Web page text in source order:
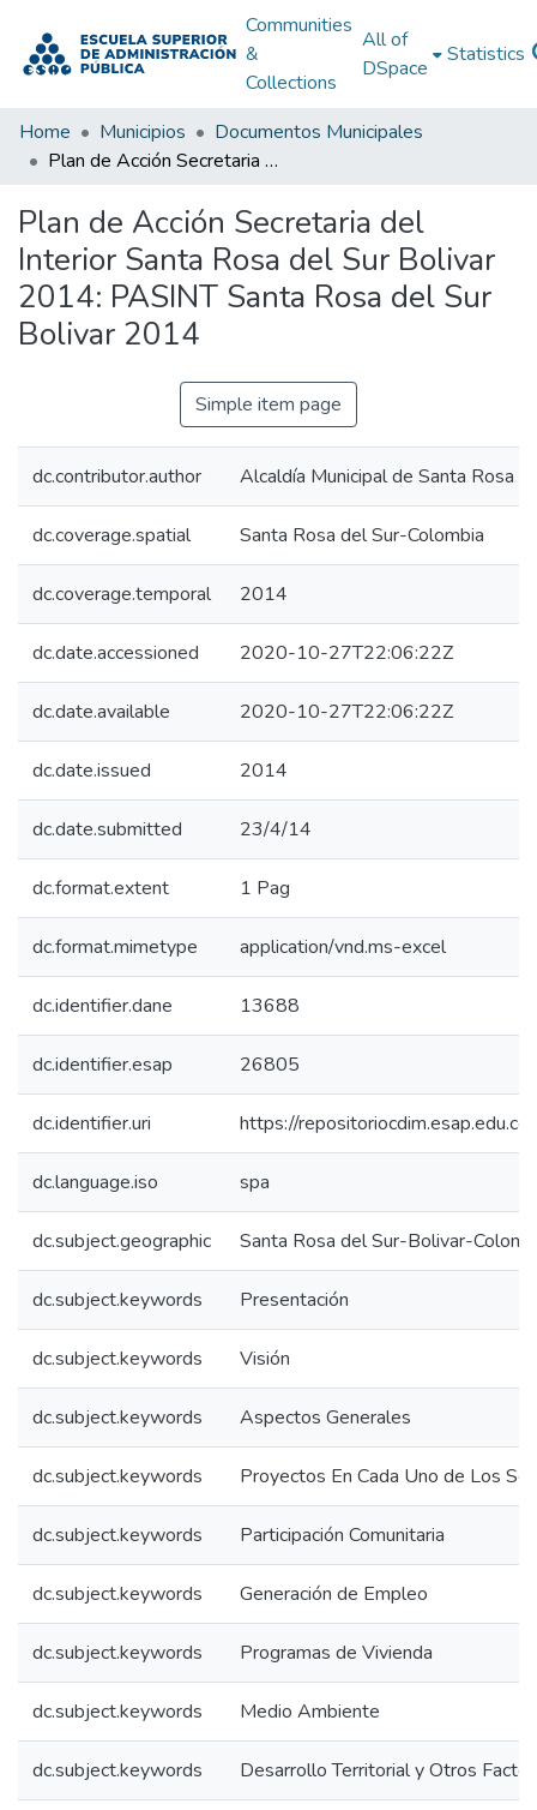
Communities
&
Collections
All of
DSpace
Statistics
Home Municipios
Documentos Municipales
Plan de Acción Secretaria del Interior Santa Rosa del Sur Bolivar 2014: PASINT Santa Rosa del Sur Bolivar 2014
Plan de Acción Secretaria del
Interior Santa Rosa del Sur Bolivar
2014: PASINT Santa Rosa del Sur
Bolivar 2014
Simple item page
dc.contributor.author Alcaldía Municipal de Santa Rosa
dc.coverage.spatial Santa Rosa del Sur-Colombia
dc.coverage.temporal 2014
dc.date.accessioned 2020-10-27T22:06:22Z
dc.date.available 2020-10-27T22:06:22Z
dc.date.issued 2014
dc.date.submitted 23/4/14
dc.format.extent 1 Pag
dc.format.mimetype application/vnd.ms-excel
dc.identifier.dane 13688
dc.identifier.esap 26805
dc.identifier.uri https://
dc.language.iso spa
dc.subject.geographic Santa Rosa del Sur-Bolivar-
dc.subject.keywords Presentación
dc.subject.keywords Visión
dc.subject.keywords Aspectos Generales
dc.subject.keywords Proyectos En Cada Uno de Los
dc.subject.keywords Participación Comunitaria
dc.subject.keywords Generación de Empleo
dc.subject.keywords Programas de Vivienda
dc.subject.keywords Medio Ambiente
dc.subject.keywords Desarrollo Territorial y Otros